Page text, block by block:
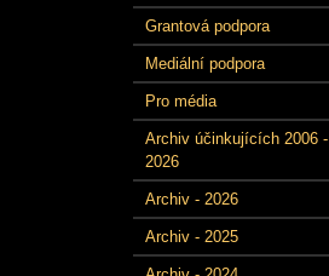
Grantová podpora
Mediální podpora
Pro média
Archiv účinkujících 2006 -
2026
Archiv - 2026
Archiv - 2025